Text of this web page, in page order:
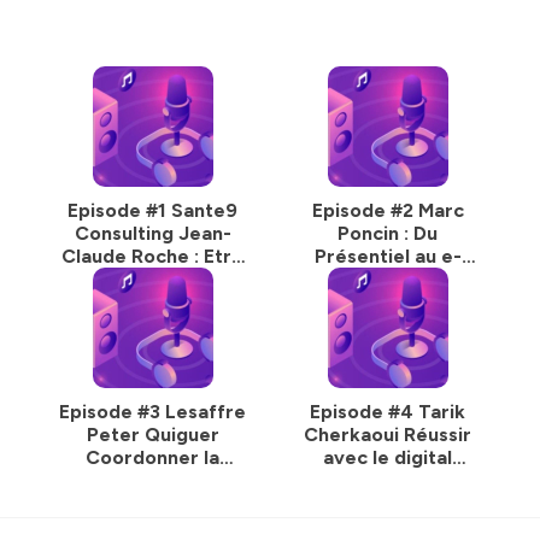
Episode #1 Sante9
Consulting Jean-
Claude Roche : Etre
un pionnier du e-
learning pharma
Episode #2 Marc
Poncin : Du
Présentiel au e-
Learning Efficient
Episode #3 Lesaffre
Peter Quiguer
Coordonner la
Episode #4 Tarik
Cherkaoui Réussir
avec le digital